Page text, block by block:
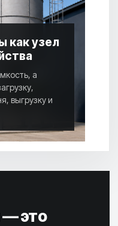
как узел
а
выгрузку и
это